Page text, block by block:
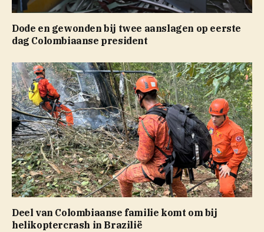
Dode en gewonden bij twee aanslagen op eerste
dag Colombiaanse president
Deel van Colombiaanse familie komt om bij
helikoptercrash in Brazilië